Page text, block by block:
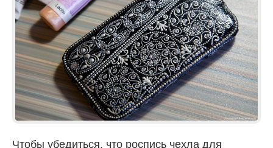
Чтобы убедиться, что роспись чехла для